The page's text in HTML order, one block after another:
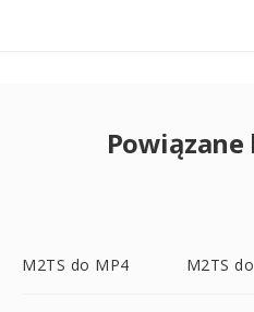
M2TS do MP4 M2TS